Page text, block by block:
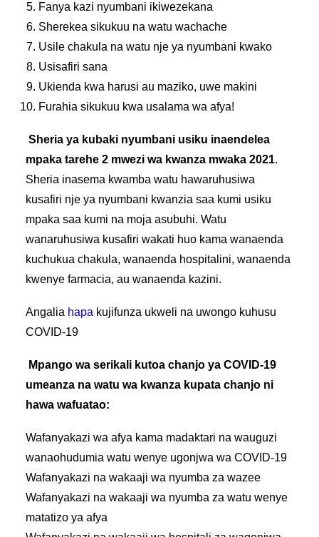
Fanya kazi nyumbani ikiwezekana
Sherekea sikukuu na watu wachache
Usile chakula na watu nje ya nyumbani kwako
Usisafiri sana
Ukienda kwa harusi au maziko, uwe makini
Furahia sikukuu kwa usalama wa afya!
Sheria ya kubaki nyumbani usiku inaendelea
mpaka tarehe 2 mwezi wa kwanza mwaka 2021.
Sheria inasema kwamba watu hawaruhusiwa
kusafiri nje ya nyumbani kwanzia saa kumi usiku
mpaka saa kumi na moja asubuhi. Watu
wanaruhusiwa kusafiri wakati huo kama wanaenda
kuchukua chakula, wanaenda hospitalini, wanaenda
kwenye farmacia, au wanaenda kazini.
Angalia hapa kujifunza ukweli na uwongo kuhusu
COVID-19
Mpango wa serikali kutoa chanjo ya COVID-19
umeanza na watu wa kwanza kupata chanjo ni
hawa wafuatao:
Wafanyakazi wa afya kama madaktari na wauguzi
wanaohudumia watu wenye ugonjwa wa COVID-19
Wafanyakazi na wakaaji wa nyumba za wazee
Wafanyakazi na wakaaji wa nyumba za watu wenye
matatizo ya afya